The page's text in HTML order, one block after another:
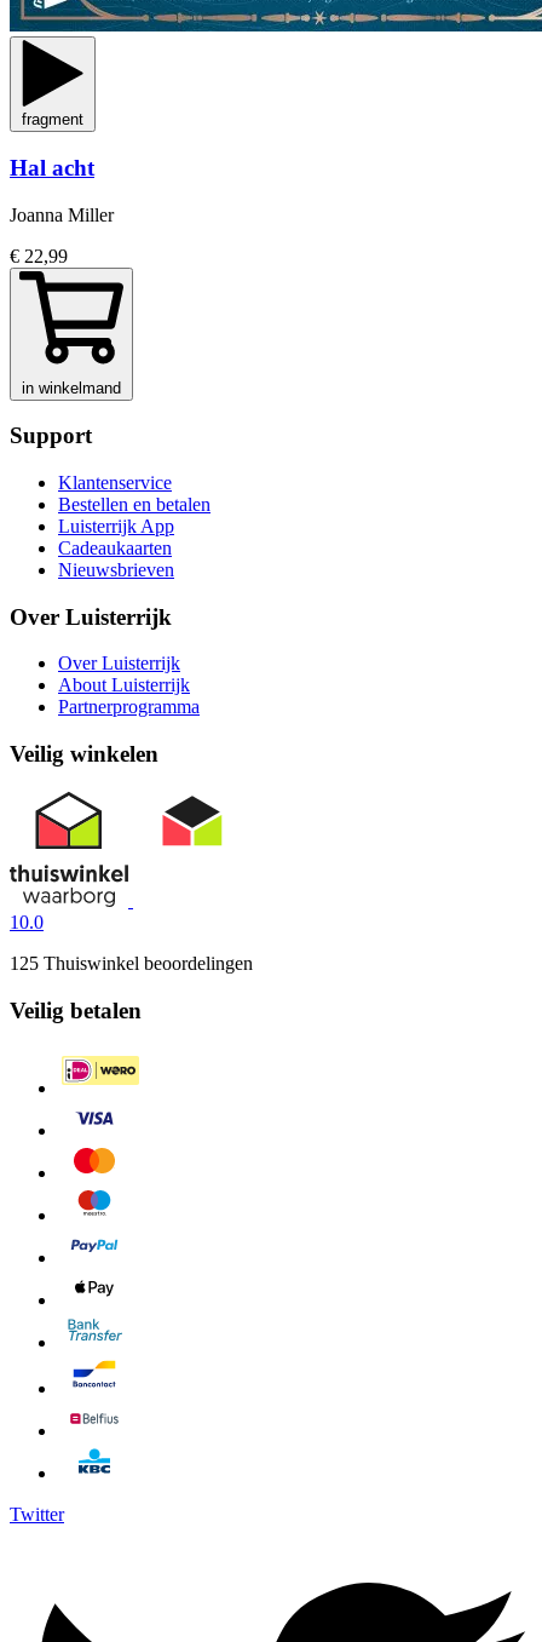
fragment
Hal acht
Joanna Miller
€ 22,99
in winkelmand
Support
Klantenservice
Bestellen en betalen
Luisterrijk App
Cadeaukaarten
Nieuwsbrieven
Over Luisterrijk
Over Luisterrijk
About Luisterrijk
Partnerprogramma
Veilig winkelen
10.0
125 Thuiswinkel beoordelingen
Veilig betalen
Twitter